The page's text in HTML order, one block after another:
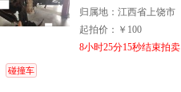
碰撞车
归属地：江西省上饶市
起拍价：￥100
8小时25分15秒结束拍卖